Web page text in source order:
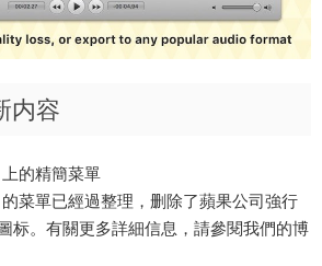
内容
的精簡菜單
菜單已經過整理，删除了蘋果公司強行
标。有關更多詳細信息，請參閱我們的博